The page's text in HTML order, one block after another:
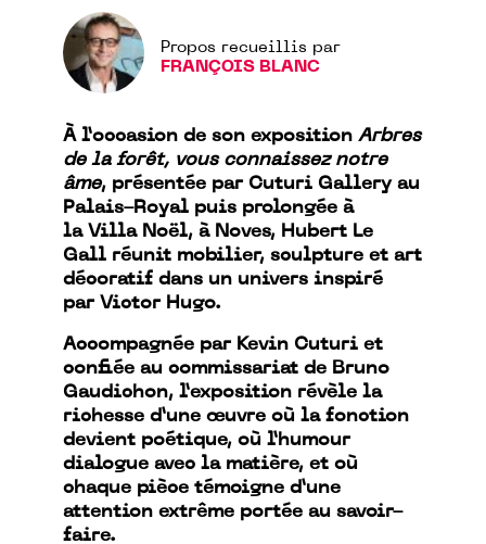
Propos recueillis par
FRANÇOIS BLANC
À l’occasion de son exposition Arbres
de la forêt, vous connaissez notre
âme, présentée par Cuturi Gallery au
Palais-Royal puis prolongée à
la Villa Noël, à Noves, Hubert Le
Gall réunit mobilier, sculpture et art
décoratif dans un univers inspiré
par Victor Hugo.
Accompagnée par Kevin Cuturi et
confiée au commissariat de Bruno
Gaudichon, l’exposition révèle la
richesse d’une œuvre où la fonction
devient poétique, où l’humour
dialogue avec la matière, et où
chaque pièce témoigne d’une
attention extrême portée au savoir-
faire.